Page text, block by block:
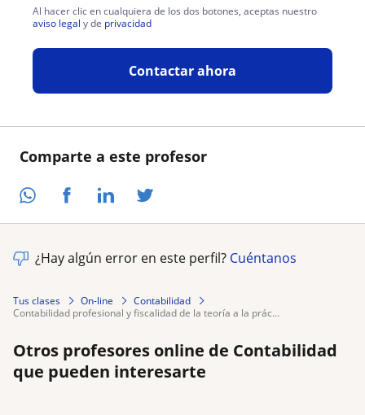
Comparte a este profesor
Al hacer clic en cualquiera de los dos botones, aceptas nuestro
aviso legal y de privacidad
Contactar ahora
¿Hay algún error en este perfil? Cuéntanos
Tus clases On-line
Contabilidad
contabilidad profesional y fiscalidad de la teoría a la prác...
Otros profesores online de Contabilidad
que pueden interesarte